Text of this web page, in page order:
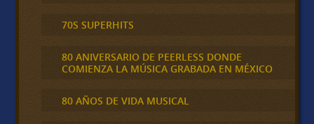
70S SUPERHITS
80 ANIVERSARIO DE PEERLESS DONDE
COMIENZA LA MÚSICA GRABADA EN MÉXICO
80 AÑOS DE VIDA MUSICAL